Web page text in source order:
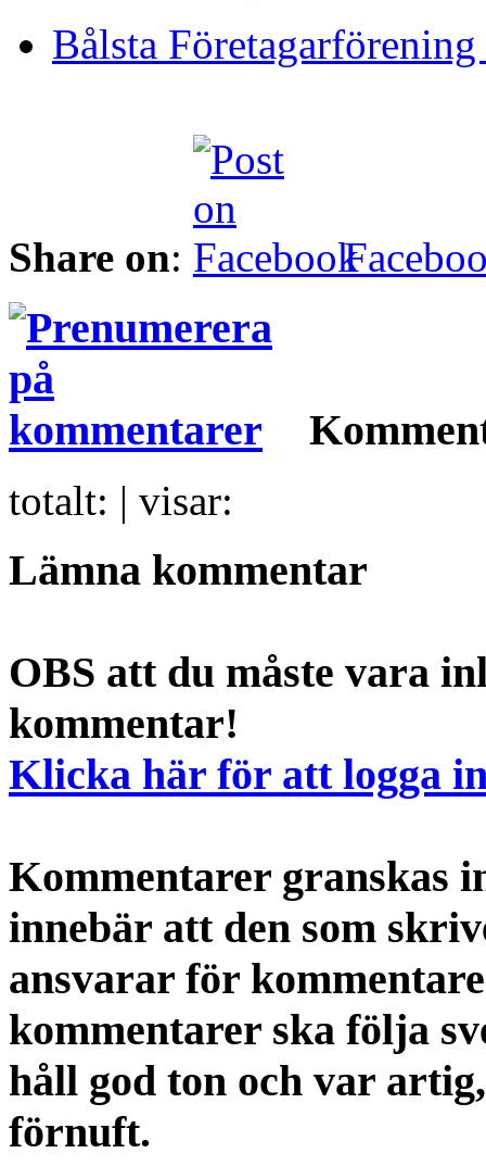
Bålsta
Share on:
totalt: | visar:
Lämna kommentar
OBS att du måste vara
kommentar!
Klicka här för att logga
Kommentarer granskas
innebär att den som
ansvarar för
kommentarer ska följa
håll god ton och var
förnuft.